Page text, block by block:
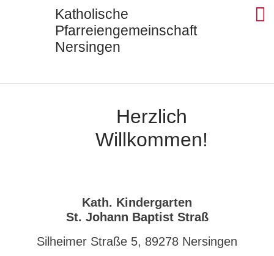
Katholische
Pfarreiengemeinschaft
Nersingen
Herzlich
Willkommen!
Kath. Kindergarten
St. Johann Baptist Straß
Silheimer Straße 5, 89278 Nersingen